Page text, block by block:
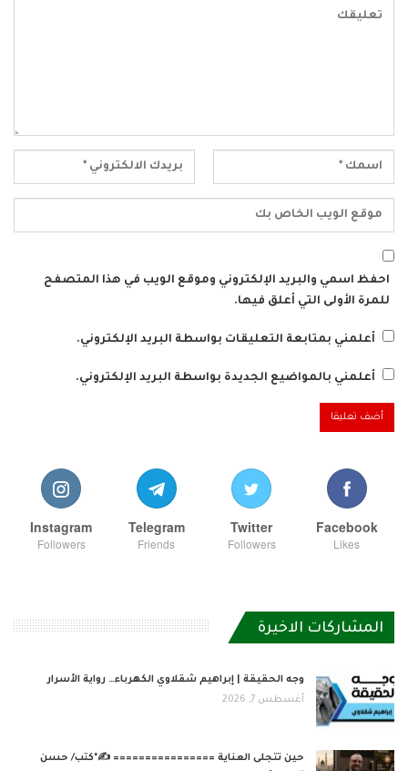
احفظ اسمي والبريد الإلكتروني وموقع الويب في هذا المتصفح
للمرة الأولى التي أعلق فيها.
أعلمني بمتابعة التعليقات بواسطة البريد الإلكتروني.
أعلمني بالمواضيع الجديدة بواسطة البريد الإلكتروني.
Facebook
Likes
Twitter
Followers
Telegram
Friends
Instagram
Followers
المشاركات الاخيرة
وجه الحقيقة | إبراهيم شقلاوي الكهرباء… رواية الأسرار
أغسطس 7, 2026
حين تتجلى العناية ================ ✍️*كتب/ حسن